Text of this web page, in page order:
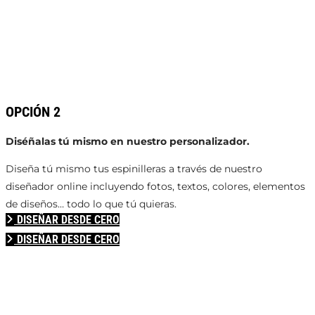
OPCIÓN 2
Diséñalas tú mismo en nuestro personalizador.
Diseña tú mismo tus espinilleras a través de nuestro
diseñador online incluyendo fotos, textos, colores, elementos
de diseños… todo lo que tú quieras.
DISEÑAR DESDE CERO
DISEÑAR DESDE CERO